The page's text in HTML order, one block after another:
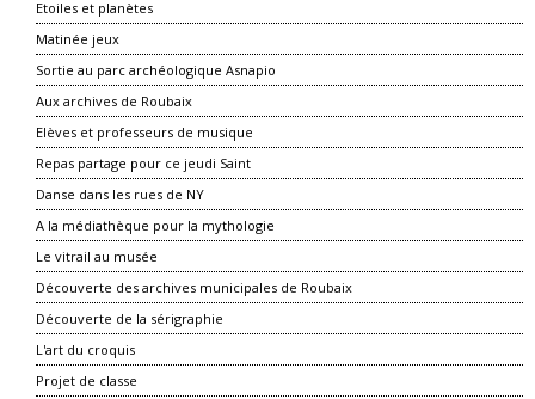
Etoiles et planètes
Matinée jeux
Sortie au parc archéologique Asnapio
Aux archives de Roubaix
Elèves et professeurs de musique
Repas partage pour ce jeudi Saint
Danse dans les rues de NY
A la médiathèque pour la mythologie
Le vitrail au musée
Découverte des archives municipales de Roubaix
Découverte de la sérigraphie
L'art du croquis
Projet de classe